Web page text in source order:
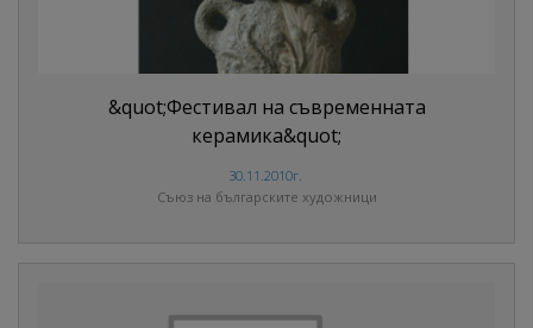
&quot;Фестивал на съвременната
керамика&quot;
30.11.2010г.
Съюз на българските художници